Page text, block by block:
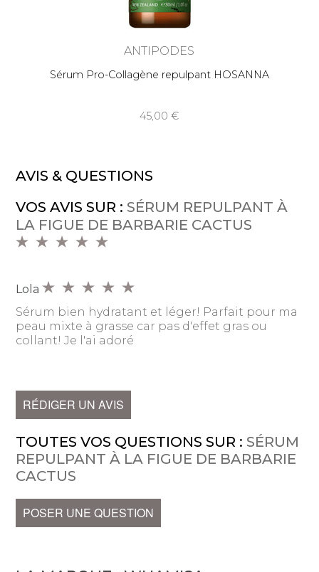
ANTIPODES
Sérum Pro-Collagène repulpant HOSANNA
45,00
AVIS & QUESTIONS
VOS AVIS SUR : SÉRUM REPULPANT À
LA FIGUE DE BARBARIE CACTUS
Lola
Sérum bien hydratant et léger! Parfait pour ma
peau mixte à grasse car pas d'effet gras ou
collant! Je l'ai adoré
RÉDIGER UN AVIS
TOUTES VOS QUESTIONS SUR : SÉRUM
REPULPANT À LA FIGUE DE BARBARIE
CACTUS
POSER UNE QUESTION